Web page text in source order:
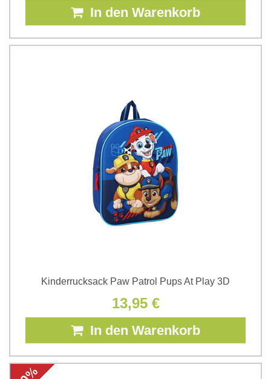
In den Warenkorb
Kinderrucksack Paw Patrol Pups At Play 3D
13,95 €
In den Warenkorb